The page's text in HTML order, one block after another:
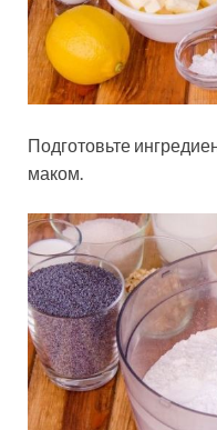
Подготовьте
маком.